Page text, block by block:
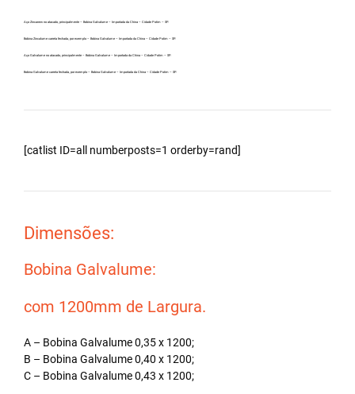
Aço Zincanew no atacado, principalmente – Bobina Galvalume – Importada da China – Cidade Potim – SP.
Bobina Zincalume carreta fechada, por exemplo – Bobina Galvalume – Importada da China – Cidade Potim – SP.
Aço Galvalume no atacado, principalmente – Bobina Galvalume – Importada da China – Cidade Potim – SP.
Bobina Galvalume carreta fechada, por exemplo – Bobina Galvalume – Importada da China – Cidade Potim – SP.
[catlist ID=all numberposts=1 orderby=rand]
Dimensões:
Bobina Galvalume:
com 1200mm de Largura.
A – Bobina Galvalume 0,35 x 1200;
B – Bobina Galvalume 0,40 x 1200;
C – Bobina Galvalume 0,43 x 1200;